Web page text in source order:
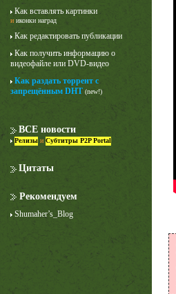
Как вставлять картинки
и иконки наград
Как редактировать публикации
Как получить информацию о
видеофайле или DVD-видео
Как раздать торрент с
запрещённым DHT (new!)
ВСЕ новости
Релизы и Субтитры P2P Portal
Цитаты
Рекомендуем
Shumaher’s_Blog